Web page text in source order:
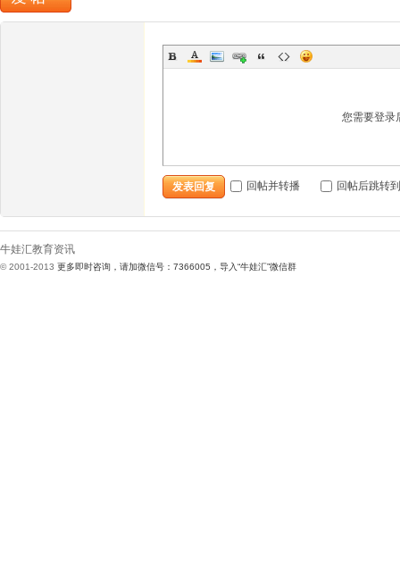
您需要登录
发表回复 回帖并转播 回帖后跳转
牛娃汇教育资讯
© 2001-2013 更多即时咨询，请加微信号：7366005，导入“牛娃汇”微信群